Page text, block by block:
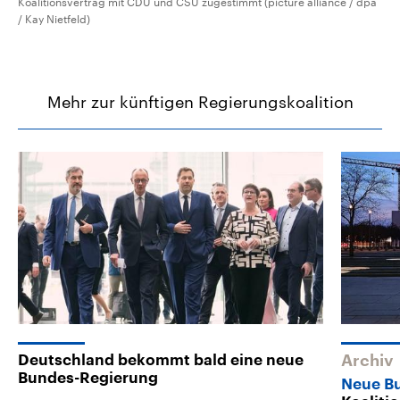
/ Kay Nietfeld)
Mehr zur künftigen Regierungskoalition
Deutschland bekommt bald eine neue
Bundes-Regierung
Archiv
Neue